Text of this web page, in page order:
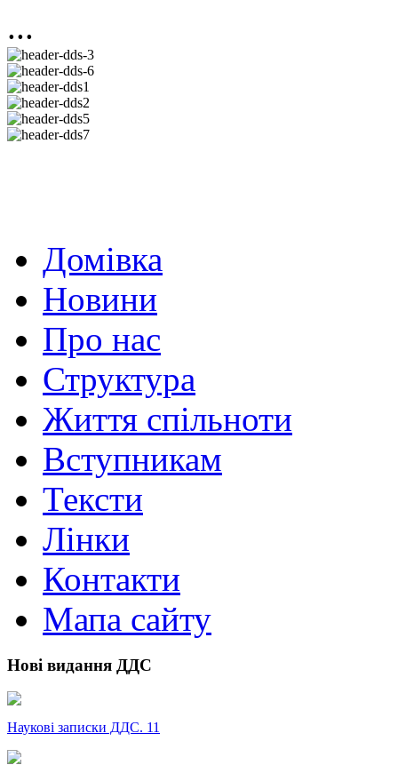
...
Домівка
Новини
Про нас
Структура
Життя спільноти
Вступникам
Тексти
Лінки
Контакти
Мапа сайту
Нові видання ДДС
Наукові записки ДДС. 11